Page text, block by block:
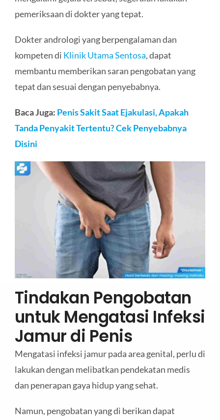
pemeriksaan di dokter yang tepat.
Dokter andrologi yang berpengalaman dan
kompeten di Klinik Utama Sentosa, dapat
membantu memberikan saran pengobatan yang
tepat dan sesuai dengan penyebabnya.
Baca Juga: Penis Sakit Saat Ejakulasi, Apakah
Tanda Penyakit Tertentu? Cek Penyebabnya
Disini
Tindakan Pengobatan
untuk Mengatasi Infeksi
Jamur di Penis
Mengatasi infeksi jamur pada area genital, perlu di
lakukan dengan melibatkan pendekatan medis
dan penerapan gaya hidup yang sehat.
Namun, pengobatan yang di berikan dapat